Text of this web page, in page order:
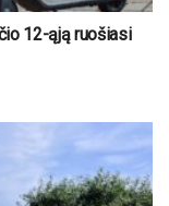
12-ąją ruošiasi